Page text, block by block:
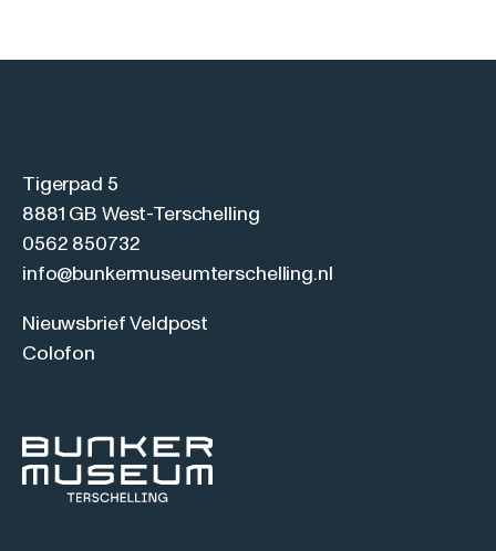
Tigerpad 5
8881 GB West-Terschelling
0562 850732
info@bunkermuseumterschelling.nl
Nieuwsbrief Veldpost
Colofon